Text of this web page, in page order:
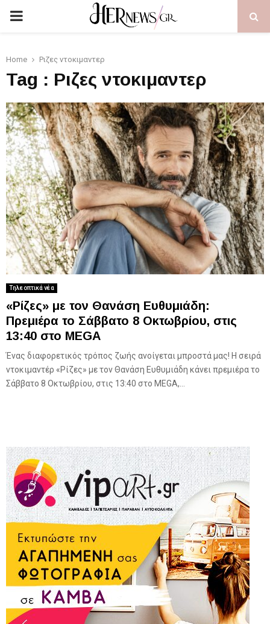
PRIMARY
Home Ριζες ντοκιμαντερ
Tag : Ριζες ντοκιμαντερ
Τηλεοπτικά νέα
«Ρίζες» με τον Θανάση Ευθυμιάδη:
Πρεμιέρα το Σάββατο 8 Οκτωβρίου, στις
13:40 στο MEGA
Ένας διαφορετικός τρόπος ζωής ανοίγεται μπροστά μας! Η σειρά
ντοκιμαντέρ «Ρίζες» με τον Θανάση Ευθυμιάδη κάνει πρεμιέρα το
Σάββατο 8 Οκτωβρίου, στις 13:40 στο MEGA,...